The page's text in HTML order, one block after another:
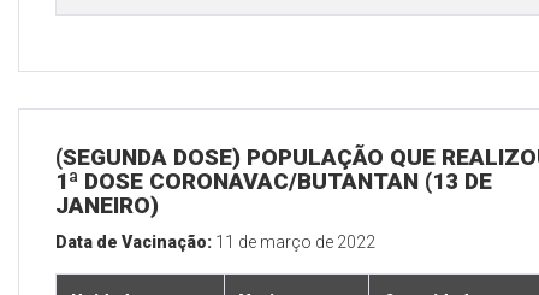
(SEGUNDA DOSE) POPULAÇÃO QUE
1ª DOSE CORONAVAC/BUTANTAN (13 DE
JANEIRO)
Data de Vacinação: 11 de março de 2022